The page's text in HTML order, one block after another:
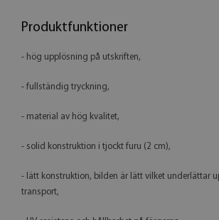
Produktfunktioner
- hög upplösning på utskriften,
- fullständig tryckning,
- material av hög kvalitet,
- solid konstruktion i tjockt furu (2 cm),
- lätt konstruktion, bilden är lätt vilket underlättar
transport,